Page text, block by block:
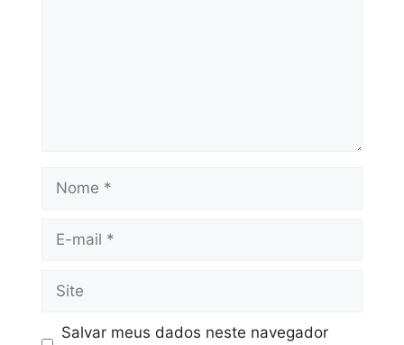
Salvar meus dados neste navegador